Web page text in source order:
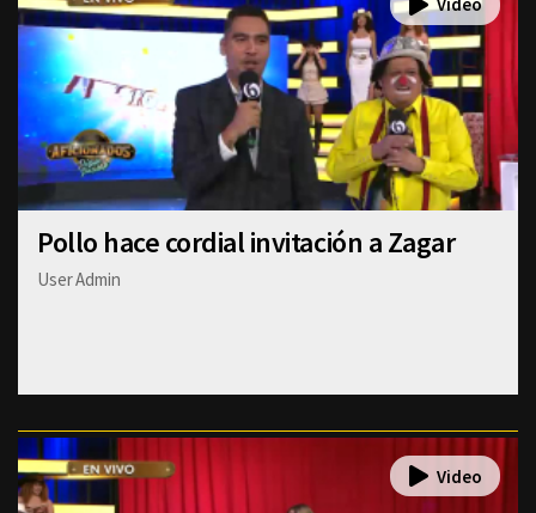
Pollo hace cordial invitación a Zagar
User Admin